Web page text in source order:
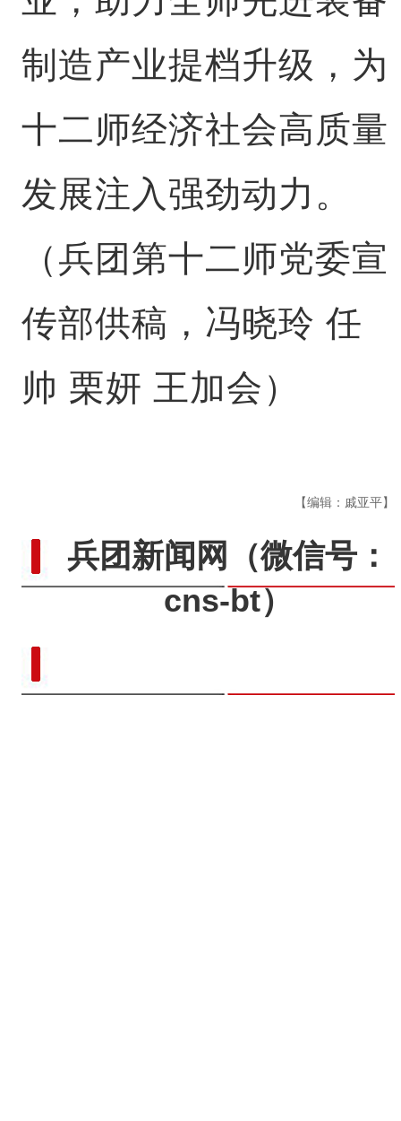
制造产业提档升级，为
十二师经济社会高质量
发展注入强劲动力。
（兵团第十二师党委宣
传部供稿，冯晓玲 任
帅 栗妍 王加会）
【编辑：戚亚平】
兵团新闻网
（微信号：
cns-bt）